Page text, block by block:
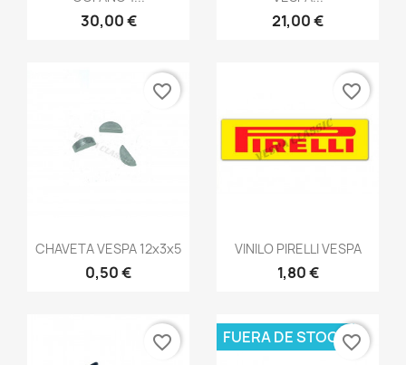
30,00 € 21,00 €
Vista rápida
CHAVETA VESPA 12x3x5
0,50 €
favorite_border
Vista rápida
VINILO PIRELLI VESPA
1,80 €
favorite_border
favorite_border FUERA DE STOCKfavorite_border